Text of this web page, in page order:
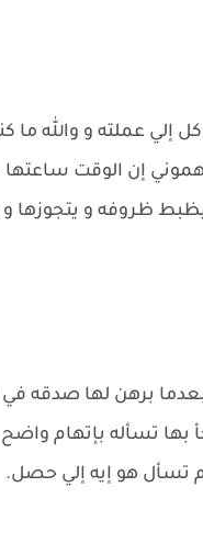
إلي عملته و والله ما
إن الوقت
ظروفه و يتجوزها
برهن لها صدقه في
بها تسأله بإتهام واضح
تسأل هو إيه إلي حصل.